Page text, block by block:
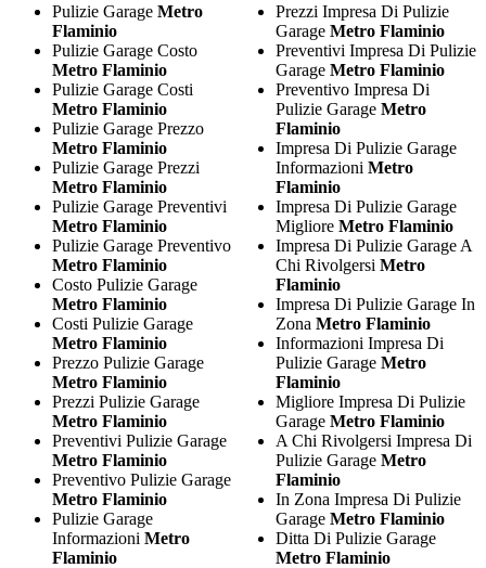
Pulizie Garage Metro
Flaminio
Pulizie Garage Costo
Metro Flaminio
Pulizie Garage Costi
Metro Flaminio
Pulizie Garage Prezzo
Metro Flaminio
Pulizie Garage Prezzi
Metro Flaminio
Pulizie Garage Preventivi
Metro Flaminio
Pulizie Garage Preventivo
Metro Flaminio
Costo Pulizie Garage
Metro Flaminio
Costi Pulizie Garage
Metro Flaminio
Prezzo Pulizie Garage
Metro Flaminio
Prezzi Pulizie Garage
Metro Flaminio
Preventivi Pulizie Garage
Metro Flaminio
Preventivo Pulizie Garage
Metro Flaminio
Pulizie Garage
Informazioni Metro
Flaminio
Prezzi Impresa Di Pulizie
Garage Metro Flaminio
Preventivi Impresa Di Pulizie
Garage Metro Flaminio
Preventivo Impresa Di
Pulizie Garage Metro
Flaminio
Impresa Di Pulizie Garage
Informazioni Metro
Flaminio
Impresa Di Pulizie Garage
Migliore Metro Flaminio
Impresa Di Pulizie Garage A
Chi Rivolgersi Metro
Flaminio
Impresa Di Pulizie Garage In
Zona Metro Flaminio
Informazioni Impresa Di
Pulizie Garage Metro
Flaminio
Migliore Impresa Di Pulizie
Garage Metro Flaminio
A Chi Rivolgersi Impresa Di
Pulizie Garage Metro
Flaminio
In Zona Impresa Di Pulizie
Garage Metro Flaminio
Ditta Di Pulizie Garage
Metro Flaminio